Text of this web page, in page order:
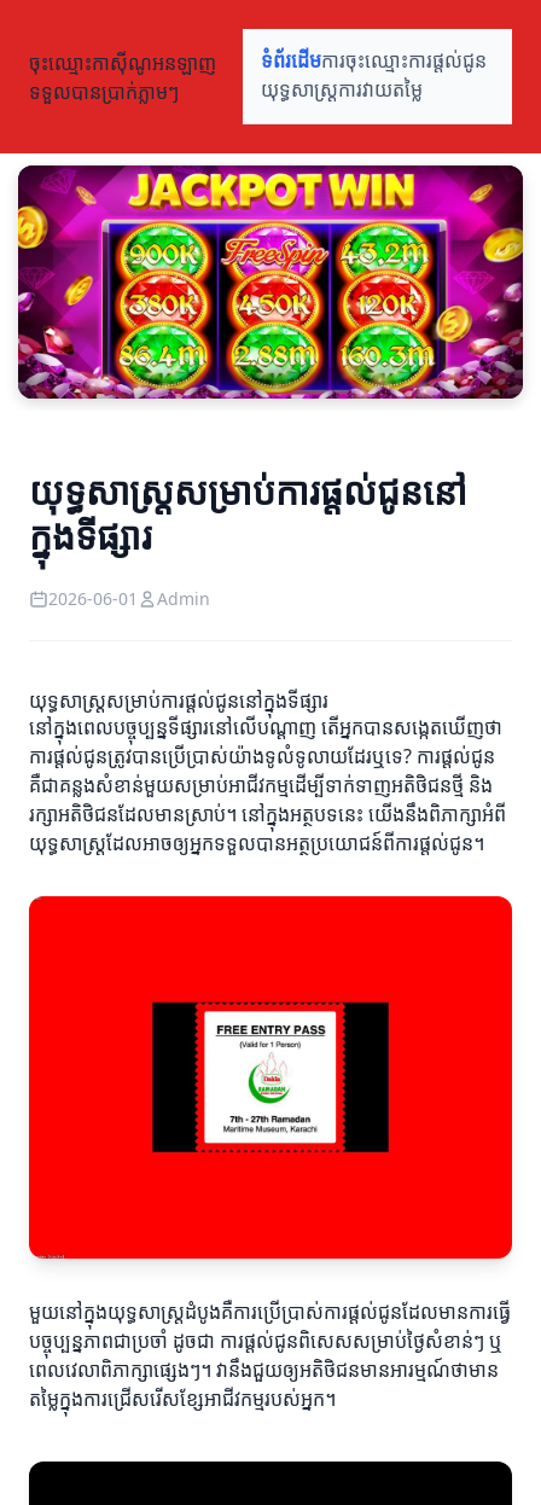
ចុះឈ្មោះកាស៊ីណូអនឡាញ
ទទួលបានប្រាក់ភ្លាមៗ
ទំព័រដើមការចុះឈ្មោះការផ្តល់ជូន
យុទ្ធសាស្ត្រការវាយតម្លៃ
យុទ្ធសាស្ត្រ​សម្រាប់ការផ្តល់ជូននៅ
ក្នុងទីផ្សារ
2026-06-01 Admin
យុទ្ធសាស្ត្រ​សម្រាប់ការផ្តល់ជូននៅក្នុងទីផ្សារ
នៅក្នុងពេលបច្ចុប្បន្នទីផ្សារនៅលើបណ្តាញ តើអ្នកបានសង្កេតឃើញថា
ការផ្តល់ជូនត្រូវបានប្រើប្រាស់យ៉ាងទូលំទូលាយដែរឬទេ? ការផ្តល់ជូន
គឺជាគន្លងសំខាន់មួយសម្រាប់អាជីវកម្មដើម្បីទាក់ទាញអតិថិជនថ្មី និង
រក្សាអតិថិជនដែលមានស្រាប់។ នៅក្នុងអត្ថបទនេះ យើងនឹងពិភាក្សាអំពី
យុទ្ធសាស្ត្រដែលអាចឲ្យអ្នកទទួលបានអត្ថប្រយោជន៍ពីការផ្តល់ជូន។
មួយនៅក្នុងយុទ្ធសាស្ត្រដំបូងគឺការប្រើប្រាស់ការផ្តល់ជូនដែលមានការធ្វើ
បច្ចុប្បន្នភាពជាប្រចាំ ដូចជា ការផ្តល់ជូនពិសេសសម្រាប់ថ្ងៃសំខាន់ៗ ឬ
ពេលវេលាពិភាក្សាផ្សេងៗ។ វានឹងជួយឲ្យអតិថិជនមានអារម្មណ៍ថាមាន
តម្លៃក្នុងការជ្រើសរើសខ្សែអាជីវកម្មរបស់អ្នក។